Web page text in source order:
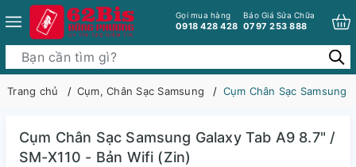
Gọi mua hàng
0918 428 428
Báo Giá Sửa Chữa
0797 253 888
Trang chủ Cụm, Chân Sạc Samsung Cụm Chân Sạc Samsung
Cụm Chân Sạc Samsung Galaxy Tab A9 8.7" /
SM-X110 - Bản Wifi (Zin)